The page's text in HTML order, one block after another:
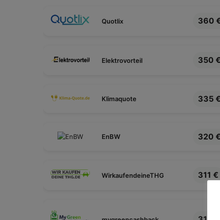
März 2026
Quotlix 360
Elektrovorteil 350 €
Klimaquote 335 €
EnBW 320 €
WirkaufendeineTHG 311 €